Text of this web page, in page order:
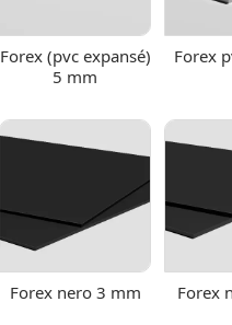
Forex (pvc expansé)
5 mm
Forex
Forex nero 3 mm Forex